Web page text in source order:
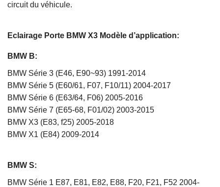
circuit du véhicule.
Eclairage Porte BMW X3 Modèle d’application:
BMW B:
BMW Série 3 (E46, E90~93) 1991-2014
BMW Série 5 (E60/61, F07, F10/11) 2004-2017
BMW Série 6 (E63/64, F06) 2005-2016
BMW Série 7 (E65-68, F01/02) 2003-2015
BMW X3 (E83, f25) 2005-2018
BMW X1 (E84) 2009-2014
BMW S:
BMW Série 1 E87, E81, E82, E88, F20, F21, F52 2004-